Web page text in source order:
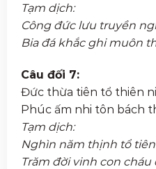
Tạm dịch:
Công đức lưu truyền
Bia đá khắc ghi muôn
Câu đối 7:
Đức thừa tiên tổ thiên
Phúc ấm nhi tôn bách
Tạm dịch:
Nghìn năm thịnh tổ
Trăm đời vinh con